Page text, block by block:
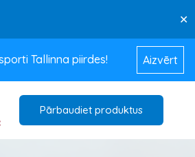
✕
Tallinna piirdes! Aizvērt
Pārbaudiet produktus